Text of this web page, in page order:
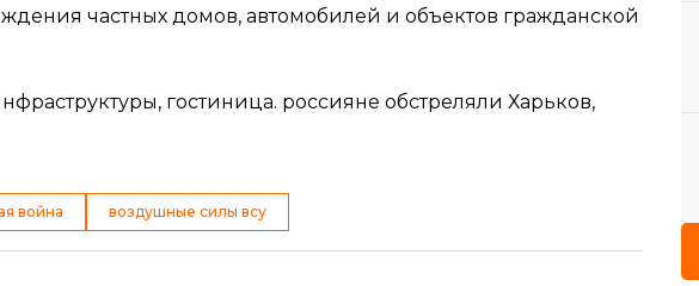
частных домов, автомобилей и объектов гражданской
гостиница. россияне обстреляли Харьков,
война воздушные силы всу